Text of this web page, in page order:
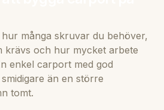
många skruvar du behöver,
krävs och hur mycket arbete
enkel carport med god
än en större
tomt.